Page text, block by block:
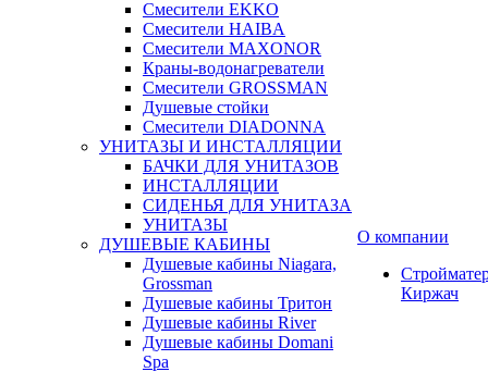
Смесители EKKO
Смесители HAIBA
Смесители MAXONOR
Краны-водонагреватели
Смесители GROSSMAN
Душевые стойки
Смесители DIADONNA
УНИТАЗЫ И ИНСТАЛЛЯЦИИ
БАЧКИ ДЛЯ УНИТАЗОВ
ИНСТАЛЛЯЦИИ
СИДЕНЬЯ ДЛЯ УНИТАЗА
УНИТАЗЫ
ДУШЕВЫЕ КАБИНЫ
Душевые кабины Niagara,
Grossman
Душевые кабины Тритон
Душевые кабины River
Душевые кабины Domani
Spa
О компании
Киржач